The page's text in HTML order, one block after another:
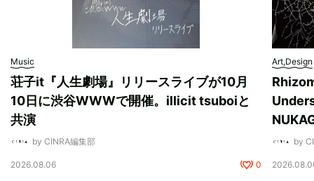
Music
荘子it『人生劇場』リリースライブが10月
10日に渋谷WWWで開催。illicit tsuboiと
共演
by CINRA編集部
2026.08.06 0
Art,Design
by